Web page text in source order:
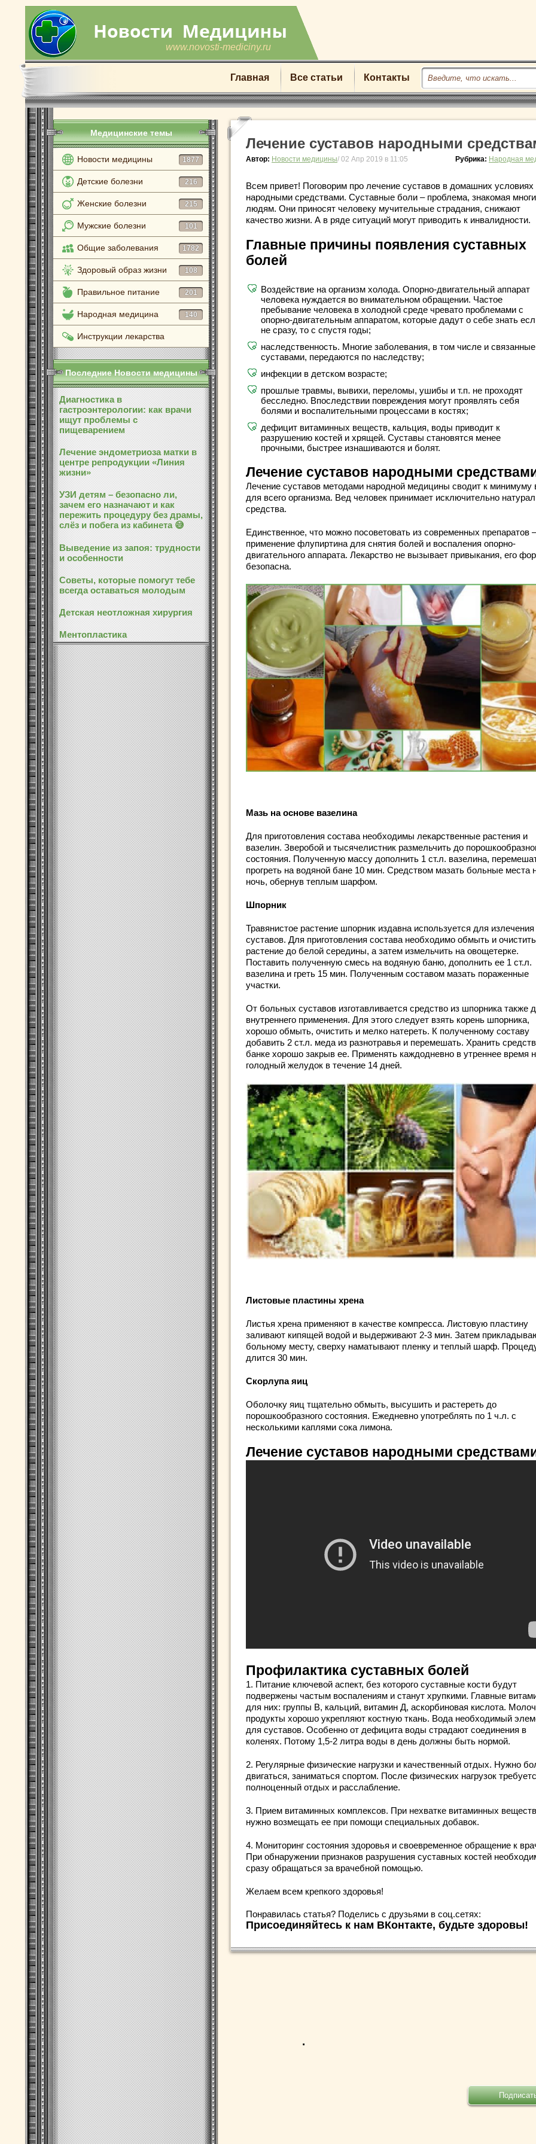
www.novosti-mediciny.ru
Главная Все статьи Контакты
Медицинские темы
Новости медицины 1877
Детские болезни 216
Женские болезни 215
Мужские болезни 101
Общие заболевания 1782
Здоровый образ жизни 108
Правильное питание 201
Народная медицина 140
Инструкции лекарства
Последние Новости медицины
Диагностика в
гастроэнтерологии: как врачи
ищут проблемы с
пищеварением
Лечение эндометриоза матки в
центре репродукции «Линия
жизни»
УЗИ детям – безопасно ли,
зачем его назначают и как
пережить процедуру без драмы,
слёз и побега из кабинета 😅
Выведение из запоя: трудности
и особенности
Советы, которые помогут тебе
всегда оставаться молодым
Детская неотложная хирургия
Ментопластика
Лечение суставов народными
Автор: Новости медицины/ 02 Апр 2019 в 11:05 Рубрика: Народная
Всем привет! Поговорим про лечение суставов в домашних условиях
народными средствами. Суставные боли – проблема, знакомая
людям. Они приносят человеку мучительные страдания, снижают
качество жизни. А в ряде ситуаций могут приводить к инвалидности.
Главные причины появления суставных
болей
Воздействие на организм холода. Опорно-двигательный аппарат
человека нуждается во внимательном обращении. Частое
пребывание человека в холодной среде чревато проблемами с
опорно-двигательным аппаратом, которые дадут о себе знать
не сразу, то с спустя годы;
наследственность. Многие заболевания, в том числе и
суставами, передаются по наследству;
инфекции в детском возрасте;
прошлые травмы, вывихи, переломы, ушибы и т.п. не проходят
бесследно. Впоследствии повреждения могут проявлять себя
болями и воспалительными процессами в костях;
дефицит витаминных веществ, кальция, воды приводит к
разрушению костей и хрящей. Суставы становятся менее
прочными, быстрее изнашиваются и болят.
Лечение суставов народными
Лечение суставов методами народной медицины сводит к минимуму
для всего организма. Вед человек принимает исключительно
средства.
Единственное, что можно посоветовать из современных препаратов
применение флупиртина для снятия болей и воспаления опорно-
двигательного аппарата. Лекарство не вызывает привыкания, его
безопасна.
Мазь на основе вазелина
Для приготовления состава необходимы лекарственные растения и
вазелин. Зверобой и тысячелистник размельчить до
состояния. Полученную массу дополнить 1 ст.л. вазелина,
прогреть на водяной бане 10 мин. Средством мазать больные места
ночь, обернув теплым шарфом.
Шпорник
Травянистое растение шпорник издавна используется для излечения
суставов. Для приготовления состава необходимо обмыть и очистить
растение до белой середины, а затем измельчить на овощетерке.
Поставить полученную смесь на водяную баню, дополнить ее 1 ст.л.
вазелина и греть 15 мин. Полученным составом мазать пораженные
участки.
От больных суставов изготавливается средство из шпорника также
внутреннего применения. Для этого следует взять корень шпорника,
хорошо обмыть, очистить и мелко натереть. К полученному составу
добавить 2 ст.л. меда из разнотравья и перемешать. Хранить
банке хорошо закрыв ее. Применять каждодневно в утреннее время
голодный желудок в течение 14 дней.
Листовые пластины хрена
Листья хрена применяют в качестве компресса. Листовую пластину
заливают кипящей водой и выдерживают 2-3 мин. Затем
больному месту, сверху наматывают пленку и теплый шарф.
длится 30 мин.
Скорлупа яиц
Оболочку яиц тщательно обмыть, высушить и растереть до
порошкообразного состояния. Ежедневно употреблять по 1 ч.л. с
несколькими каплями сока лимона.
Лечение суставов народными
Профилактика суставных болей
1. Питание ключевой аспект, без которого суставные кости будут
подвержены частым воспалениям и станут хрупкими. Главные
для них: группы В, кальций, витамин Д, аскорбиновая кислота.
продукты хорошо укрепляют костную ткань. Вода необходимый
для суставов. Особенно от дефицита воды страдают соединения в
коленях. Потому 1,5-2 литра воды в день должны быть нормой.
2. Регулярные физические нагрузки и качественный отдых. Нужно
двигаться, заниматься спортом. После физических нагрузок
полноценный отдых и расслабление.
3. Прием витаминных комплексов. При нехватке витаминных веществ
нужно возмещать ее при помощи специальных добавок.
4. Мониторинг состояния здоровья и своевременное обращение к
При обнаружении признаков разрушения суставных костей
сразу обращаться за врачебной помощью.
Желаем всем крепкого здоровья!
Понравилась статья? Поделись с друзьями в соц.сетях:
Присоединяйтесь к нам ВКонтакте, будьте здоровы!
.